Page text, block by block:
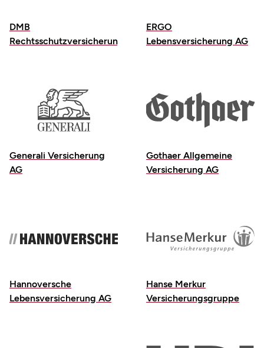
DMB
Rechtsschutzversicherung
ERGO
Lebensversicherung AG
Generali Versicherung
AG
Gothaer Allgemeine
Versicherung AG
Hannoversche
Lebensversicherung AG
Hanse Merkur
Versicherungsgruppe